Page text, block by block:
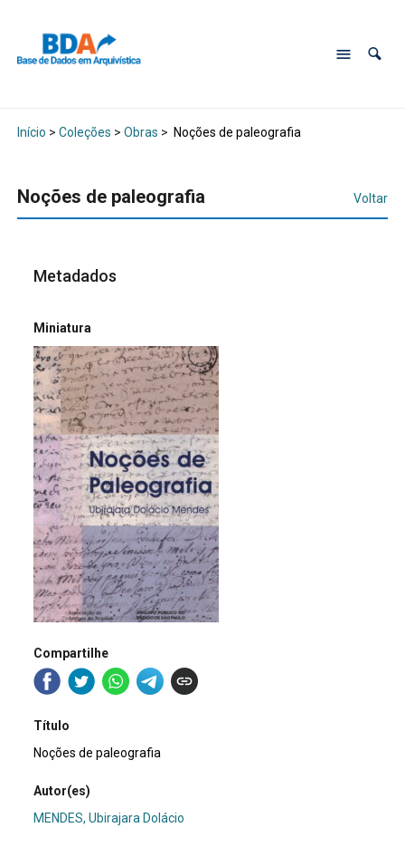
Início > Coleções > Obras > Noções de paleografia
Noções de paleografia Voltar
Metadados
Miniatura
Compartilhe
Título
Noções de paleografia
Autor(es)
MENDES, Ubirajara Dolácio